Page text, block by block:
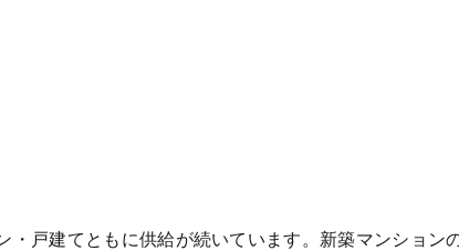
戸建てともに供給が続いています。新築マンショ